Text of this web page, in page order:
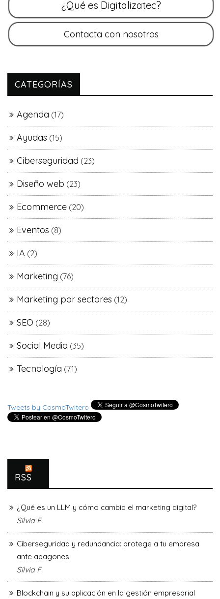
CATEGORÍAS
Agenda (17)
Ayudas (15)
Ciberseguridad (23)
Diseño web (23)
Ecommerce (20)
Eventos (8)
IA (2)
Marketing (76)
Marketing por sectores (12)
SEO (28)
Social Media (35)
Tecnología (71)
Tweets by CosmoTwitero
RSS
¿Qué es un LLM y cómo cambia el marketing digital?
Silvia F.
Ciberseguridad y redundancia: protege a tu empresa
ante apagones
Silvia F.
Blockchain y su aplicación en la gestión empresarial